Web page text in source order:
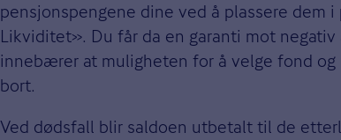
pensjonspengene dine ved å plassere dem
Likviditet». Du får da en garanti mot negativ
innebærer at muligheten for å velge fond
bort.
Ved dødsfall blir saldoen utbetalt til de